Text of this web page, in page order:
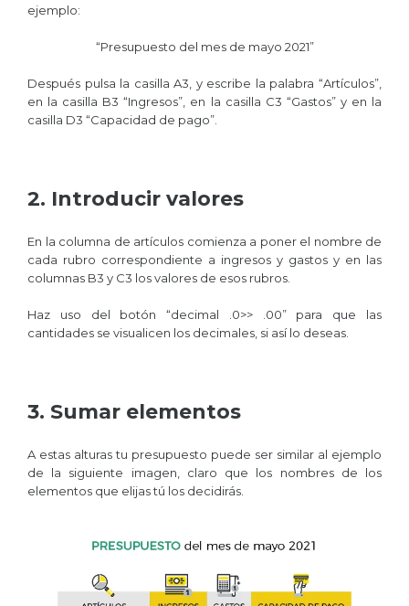
ejemplo:
“Presupuesto del mes de mayo 2021”
Después pulsa la casilla A3, y escribe la palabra “Artículos”,
en la casilla B3 “Ingresos”, en la casilla C3 “Gastos” y en la
casilla D3 “Capacidad de pago”.
2. Introducir valores
En la columna de artículos comienza a poner el nombre de
cada rubro correspondiente a ingresos y gastos y en las
columnas B3 y C3 los valores de esos rubros.
Haz uso del botón “decimal .0>> .00” para que las
cantidades se visualicen los decimales, si así lo deseas.
3. Sumar elementos
A estas alturas tu presupuesto puede ser similar al ejemplo
de la siguiente imagen, claro que los nombres de los
elementos que elijas tú los decidirás.